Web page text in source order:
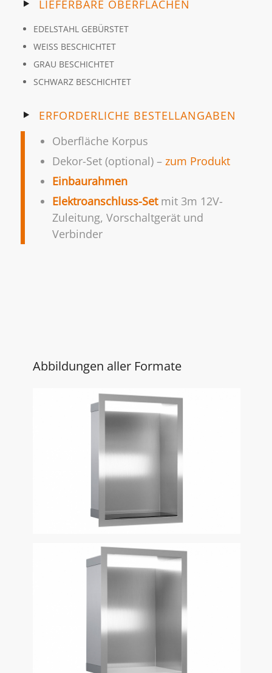
LIEFERBARE OBERFLÄCHEN
EDELSTAHL GEBÜRSTET
WEISS BESCHICHTET
GRAU BESCHICHTET
SCHWARZ BESCHICHTET
ERFORDERLICHE BESTELLANGABEN
Oberfläche Korpus
Dekor-Set (optional) – zum Produkt
Einbaurahmen
Elektroanschluss-Setmit 3m 12V-
Zuleitung, Vorschaltgerät und
Verbinder
Abbildungen aller Formate